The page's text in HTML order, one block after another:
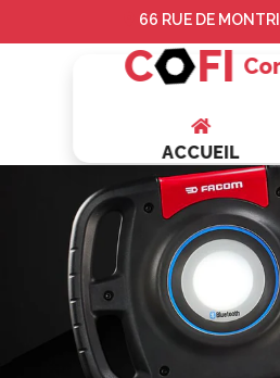
66 RUE DE
C FI
ACCUEIL